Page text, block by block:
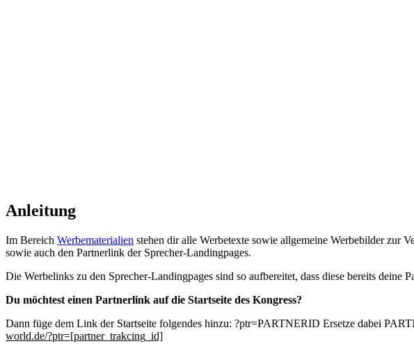
Anleitung
Im Bereich Werbematerialien stehen dir alle Werbetexte sowie allgemeine Werbebilder zur
sowie auch den Partnerlink der Sprecher-Landingpages.
Die Werbelinks zu den Sprecher-Landingpages sind so aufbereitet, dass diese bereits
Du möchtest einen Partnerlink auf die Startseite des Kongress?
Dann füge dem Link der Startseite folgendes hinzu: ?ptr=PARTNERID Ersetze dabei
world.de/?ptr=[partner_trakcing_id]